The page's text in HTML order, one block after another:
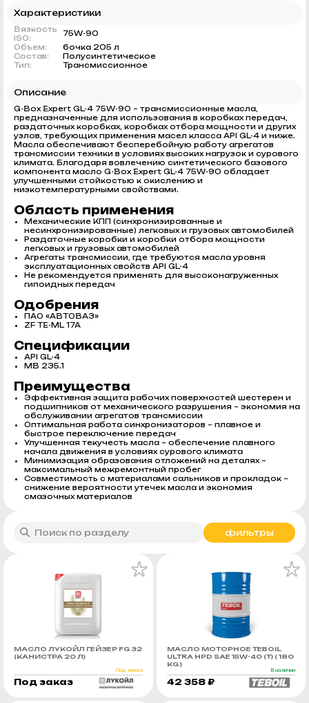
Характеристики
Вязкость
ISO:
75W-90
Объем:
бочка 205 л
Состав:
Полусинтетическое
Тип:
Трансмиссионное
Описание
G-Box Expert GL-4 75W-90 – трансмиссионные масла,
предназначенные для использования в коробках передач,
раздаточных коробках, коробках отбора мощности и других
узлов, требующих применения масел класса API GL-4 и ниже.
Масла обеспечивают бесперебойную работу агрегатов
трансмиссии техники в условиях высоких нагрузок и сурового
климата. Благодаря вовлечению синтетического базового
компонента масло G-Box Expert GL-4 75W-90 обладает
улучшенными стойкостью к окислению и
низкотемпературными свойствами.
Область применения
Механические КПП (синхронизированные и
несинхронизированные) легковых и грузовых автомобилей
Раздаточные коробки и коробки отбора мощности
легковых и грузовых автомобилей
Агрегаты трансмиссии, где требуются масла уровня
эксплуатационных свойств API GL-4
Не рекомендуется применять для высоконагруженных
гипоидных передач
Одобрения
ПАО «АВТОВАЗ»
ZF TE-ML 17A
Спецификации
API GL-4
MB 235.1
Преимущества
Эффективная защита рабочих поверхностей шестерен и
подшипников от механического разрушения – экономия на
обслуживании агрегатов трансмиссии
Оптимальная работа синхронизаторов – плавное и
быстрое переключение передач
Улучшенная текучесть масла – обеспечение плавного
начала движения в условиях сурового климата
Минимизация образования отложений на деталях –
максимальный межремонтный пробег
Совместимость с материалами сальников и прокладок –
снижение вероятности утечек масла и экономия
смазочных материалов
фильтры
МАСЛО ЛУКОЙЛ ГЕЙЗЕР FG 32
(КАНИСТРА 20 Л)
Под заказ
Под заказ
МАСЛО МОТОРНОЕ TEBOIL
ULTRA HPD SAE 15W-40 (Т) ( 180
KG )
В наличии
42 358 ₽